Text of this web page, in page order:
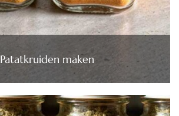
Patatkruiden maken